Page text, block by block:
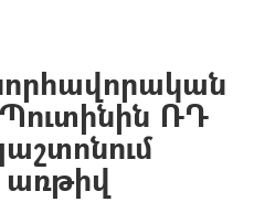
Պուտինին ՌԴ
առթիվ